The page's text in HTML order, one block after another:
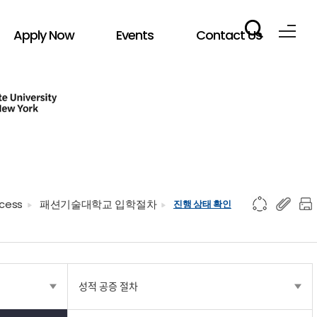
Apply Now Events Contact Us
패션기술대학교 입학절차 진행 상태 확인
성적 공증 절차